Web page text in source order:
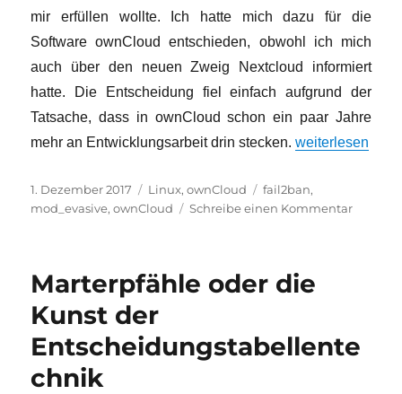
mir erfüllen wollte. Ich hatte mich dazu für die
Software ownCloud entschieden, obwohl ich mich
auch über den neuen Zweig Nextcloud informiert
hatte. Die Entscheidung fiel einfach aufgrund der
Tatsache, dass in ownCloud schon ein paar Jahre
mehr an Entwicklungsarbeit drin stecken.„Meine eigene
weiterlesen
Veröffentlicht
am
1. Dezember 2017 Kategorien
Linux,ownCloud Schlagwörter
fail2ban,
mod_evasive,ownCloud Schreibe einen Kommentarzu
Marterpfähle oder die
Kunst der
Entscheidungstabellente
chnik